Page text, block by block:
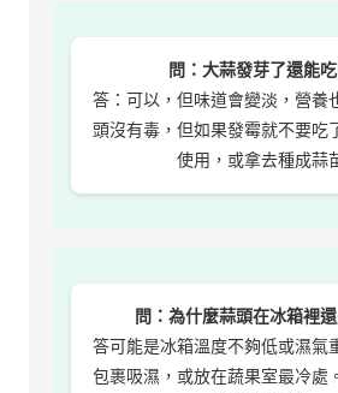
問：大蒜發芽了還能吃
答：可以，但味道會變淡，營養
頭沒有毒，但如果發霉就不要吃
使用，或拿去種成蒜
問：為什麼蒜頭在冰箱裡
答可能是冰箱溫度不夠低或濕氣
包裹吸濕，或放在蔬果室最冷處